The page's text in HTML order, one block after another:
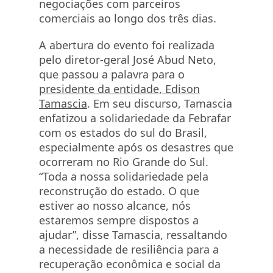
negociações com parceiros
comerciais ao longo dos três dias.
A abertura do evento foi realizada
pelo diretor-geral José Abud Neto,
que passou a palavra para o
presidente da entidade, Edison
Tamascia. Em seu discurso, Tamascia
enfatizou a solidariedade da Febrafar
com os estados do sul do Brasil,
especialmente após os desastres que
ocorreram no Rio Grande do Sul.
“Toda a nossa solidariedade pela
reconstrução do estado. O que
estiver ao nosso alcance, nós
estaremos sempre dispostos a
ajudar”, disse Tamascia, ressaltando
a necessidade de resiliência para a
recuperação econômica e social da